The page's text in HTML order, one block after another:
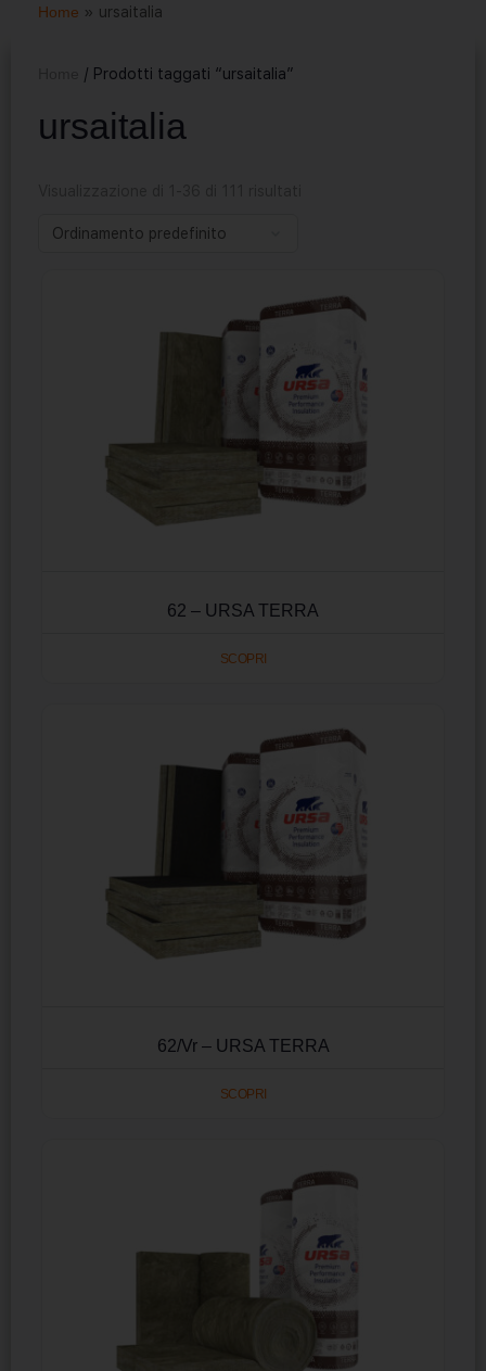
Home » ursaitalia
/ Prodotti taggati “ursaitalia”
ursaitalia
62 – URSA TERRA
SCOPRI
62/Vr – URSA TERRA
SCOPRI